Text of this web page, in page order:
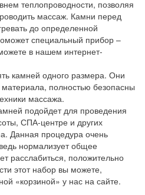
теплопроводности, позволяя
массаж. Камни перед
до определенной
специальный прибор –
в нашем интернет-
камней одного размера. Они
полностью безопасны
массажа.
подойдет для проведения
СПА-центре и других
Данная процедура очень
нормализует общее
расслабиться, положительно
этот набор вы можете,
«корзиной» у нас на сайте.